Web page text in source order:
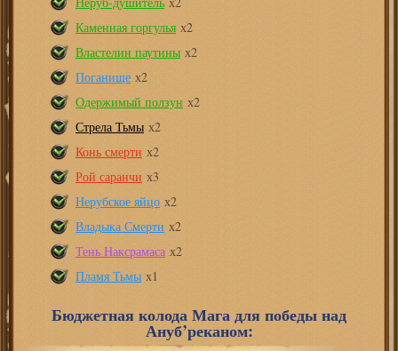
Каменная горгулья х2
Властелин паутины х2
Поганище х2
Одержимый ползун х2
Стрела Тьмы х2
Конь смерти х2
Рой саранчи х3
Нерубское яйцо х2
Владыка Смерти х2
Тень Наксрамаса х2
Пламя Тьмы х1
Бюджетная колода Мага для победы над
Ануб’реканом: